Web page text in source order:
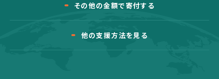
その他の金額で寄付する
他の支援方法を見る